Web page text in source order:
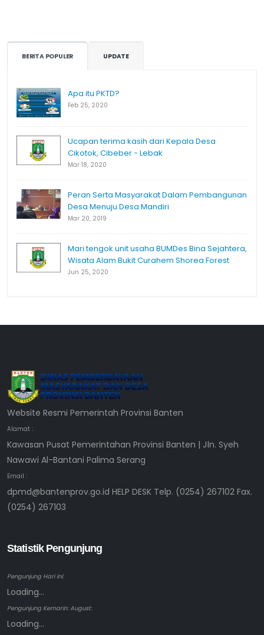
BERITA POPULER UPDATE
Apa itu PKTD?
Feb 25, 2020
Ucapan terima kasih dari Kepala Desa
Cikotok, Cibeber - Lebak
Mar 18, 2020
Peran Serta Masyarakat Dalam Pembangunan
Desa Menuju Desa Mandiri
Mar 20, 2019
Mari tengok unit usaha BUMDes Bina Sejahtera,
Wisata Alam Bukit Curahem Shorea Forest
Jun 25, 2020
Website Resmi Pemerintah Provinsi Banten
Alamat :
Kawasan Pusat Pemerintahan Provinsi Banten | Jln. Syeh
Nawawi Al-Bantani Palima Serang
Email :
dpmd@bantenprov.go.id HELP DESK Telp. (0254) 267102 Fax.
(0254) 267103
Statistik Pengunjung
Pengunjung Hari ini:
Loading...
Pengunjung Kemarin: August:
Loading...